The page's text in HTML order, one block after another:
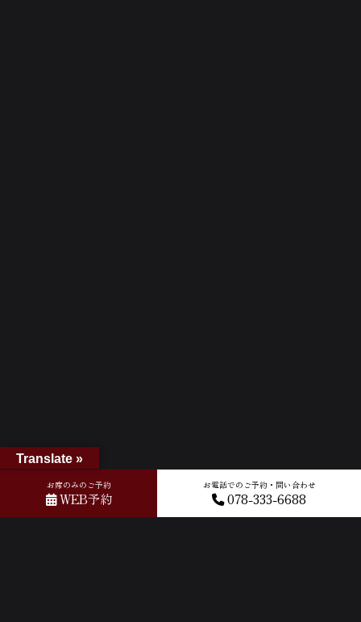
お席のみのご予約
WEB予約
お電話でのご予約・問い合わせ
078-333-6688
Translate »